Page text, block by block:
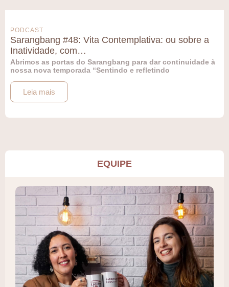
PODCAST
Sarangbang #48: Vita Contemplativa: ou sobre a
Inatividade, com…
Abrimos as portas do Sarangbang para dar continuidade à
nossa nova temporada “Sentindo e refletindo
Leia mais
EQUIPE